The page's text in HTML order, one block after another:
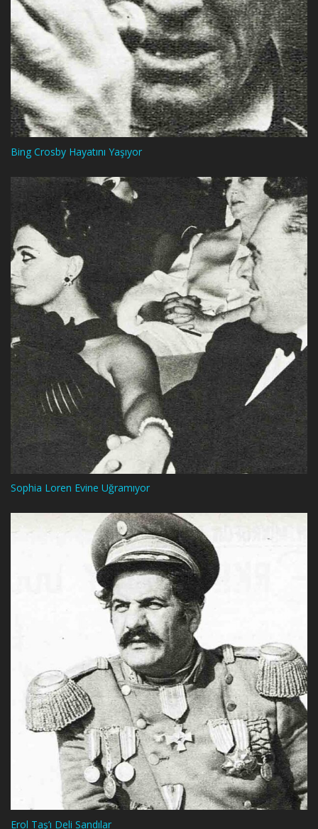
Bing Crosby Hayatını Yaşıyor
Sophia Loren Evine Uğramıyor
Erol Taş’ı Deli Sandılar